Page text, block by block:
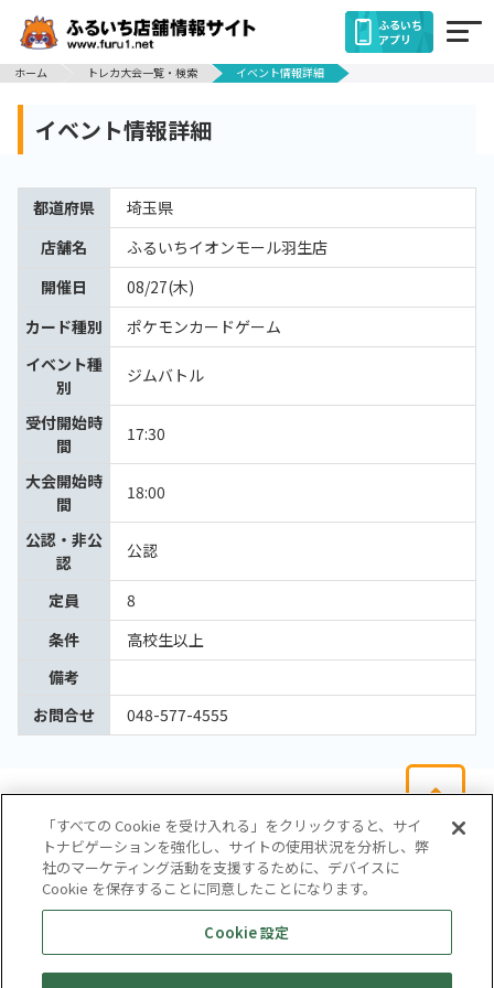
ふるいち
アプリ
ホーム
トレカ大会一覧・検索 イベント情報詳細
イベント情報詳細
都道府県
埼玉県
店舗名
ふるいちイオンモール羽生店
開催日
08/27(木)
カード種別
ポケモンカードゲーム
イベント種
別
ジムバトル
受付開始時
間
17:30
大会開始時
間
18:00
公認・非公
認
公認
定員
8
条件
高校生以上
備考
お問合せ
048-577-4555
会社概要
サイトマップ
お問い合わせ
個人情報保護方針
株式会社テイツー
「すべての Cookie を受け入れる」をクリックすると、サイ
トナビゲーションを強化し、サイトの使用状況を分析し、弊
社のマーケティング活動を支援するために、デバイスに
Cookie を保存することに同意したことになります。
Cookie 設定